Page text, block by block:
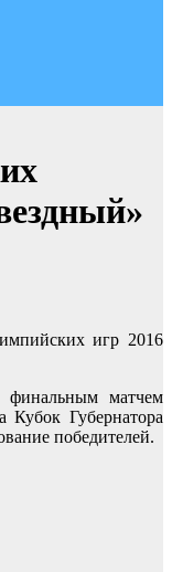
игр 2016
матчем
Кубок Губернатора
победителей.